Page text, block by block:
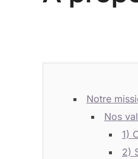
Notre
Nos
1)
2)